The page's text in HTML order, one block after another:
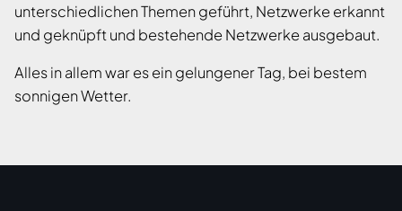
unterschiedlichen Themen geführt, Netzwerke erkannt
und geknüpft und bestehende Netzwerke ausgebaut.
Alles in allem war es ein gelungener Tag, bei bestem
sonnigen Wetter.